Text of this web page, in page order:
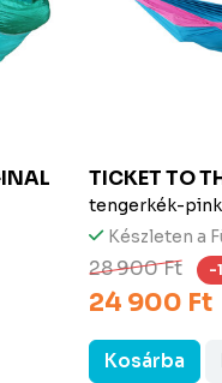
TICKET TO
tengerkék-pink
Készleten a
28 900 Ft -
24 900 Ft
Kosárba